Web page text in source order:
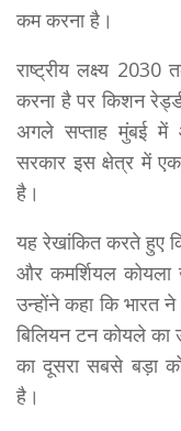
कम करना है।
राष्ट्रीय लक्ष्य
करना है पर किशन
अगले सप्ताह मुंबई में
सरकार इस क्षेत्र में
है।
यह रेखांकित करते हुए
और कमर्शियल कोयला
उन्होंने कहा कि भारत
बिलियन टन कोयले का
का दूसरा सबसे बड़ा
है।